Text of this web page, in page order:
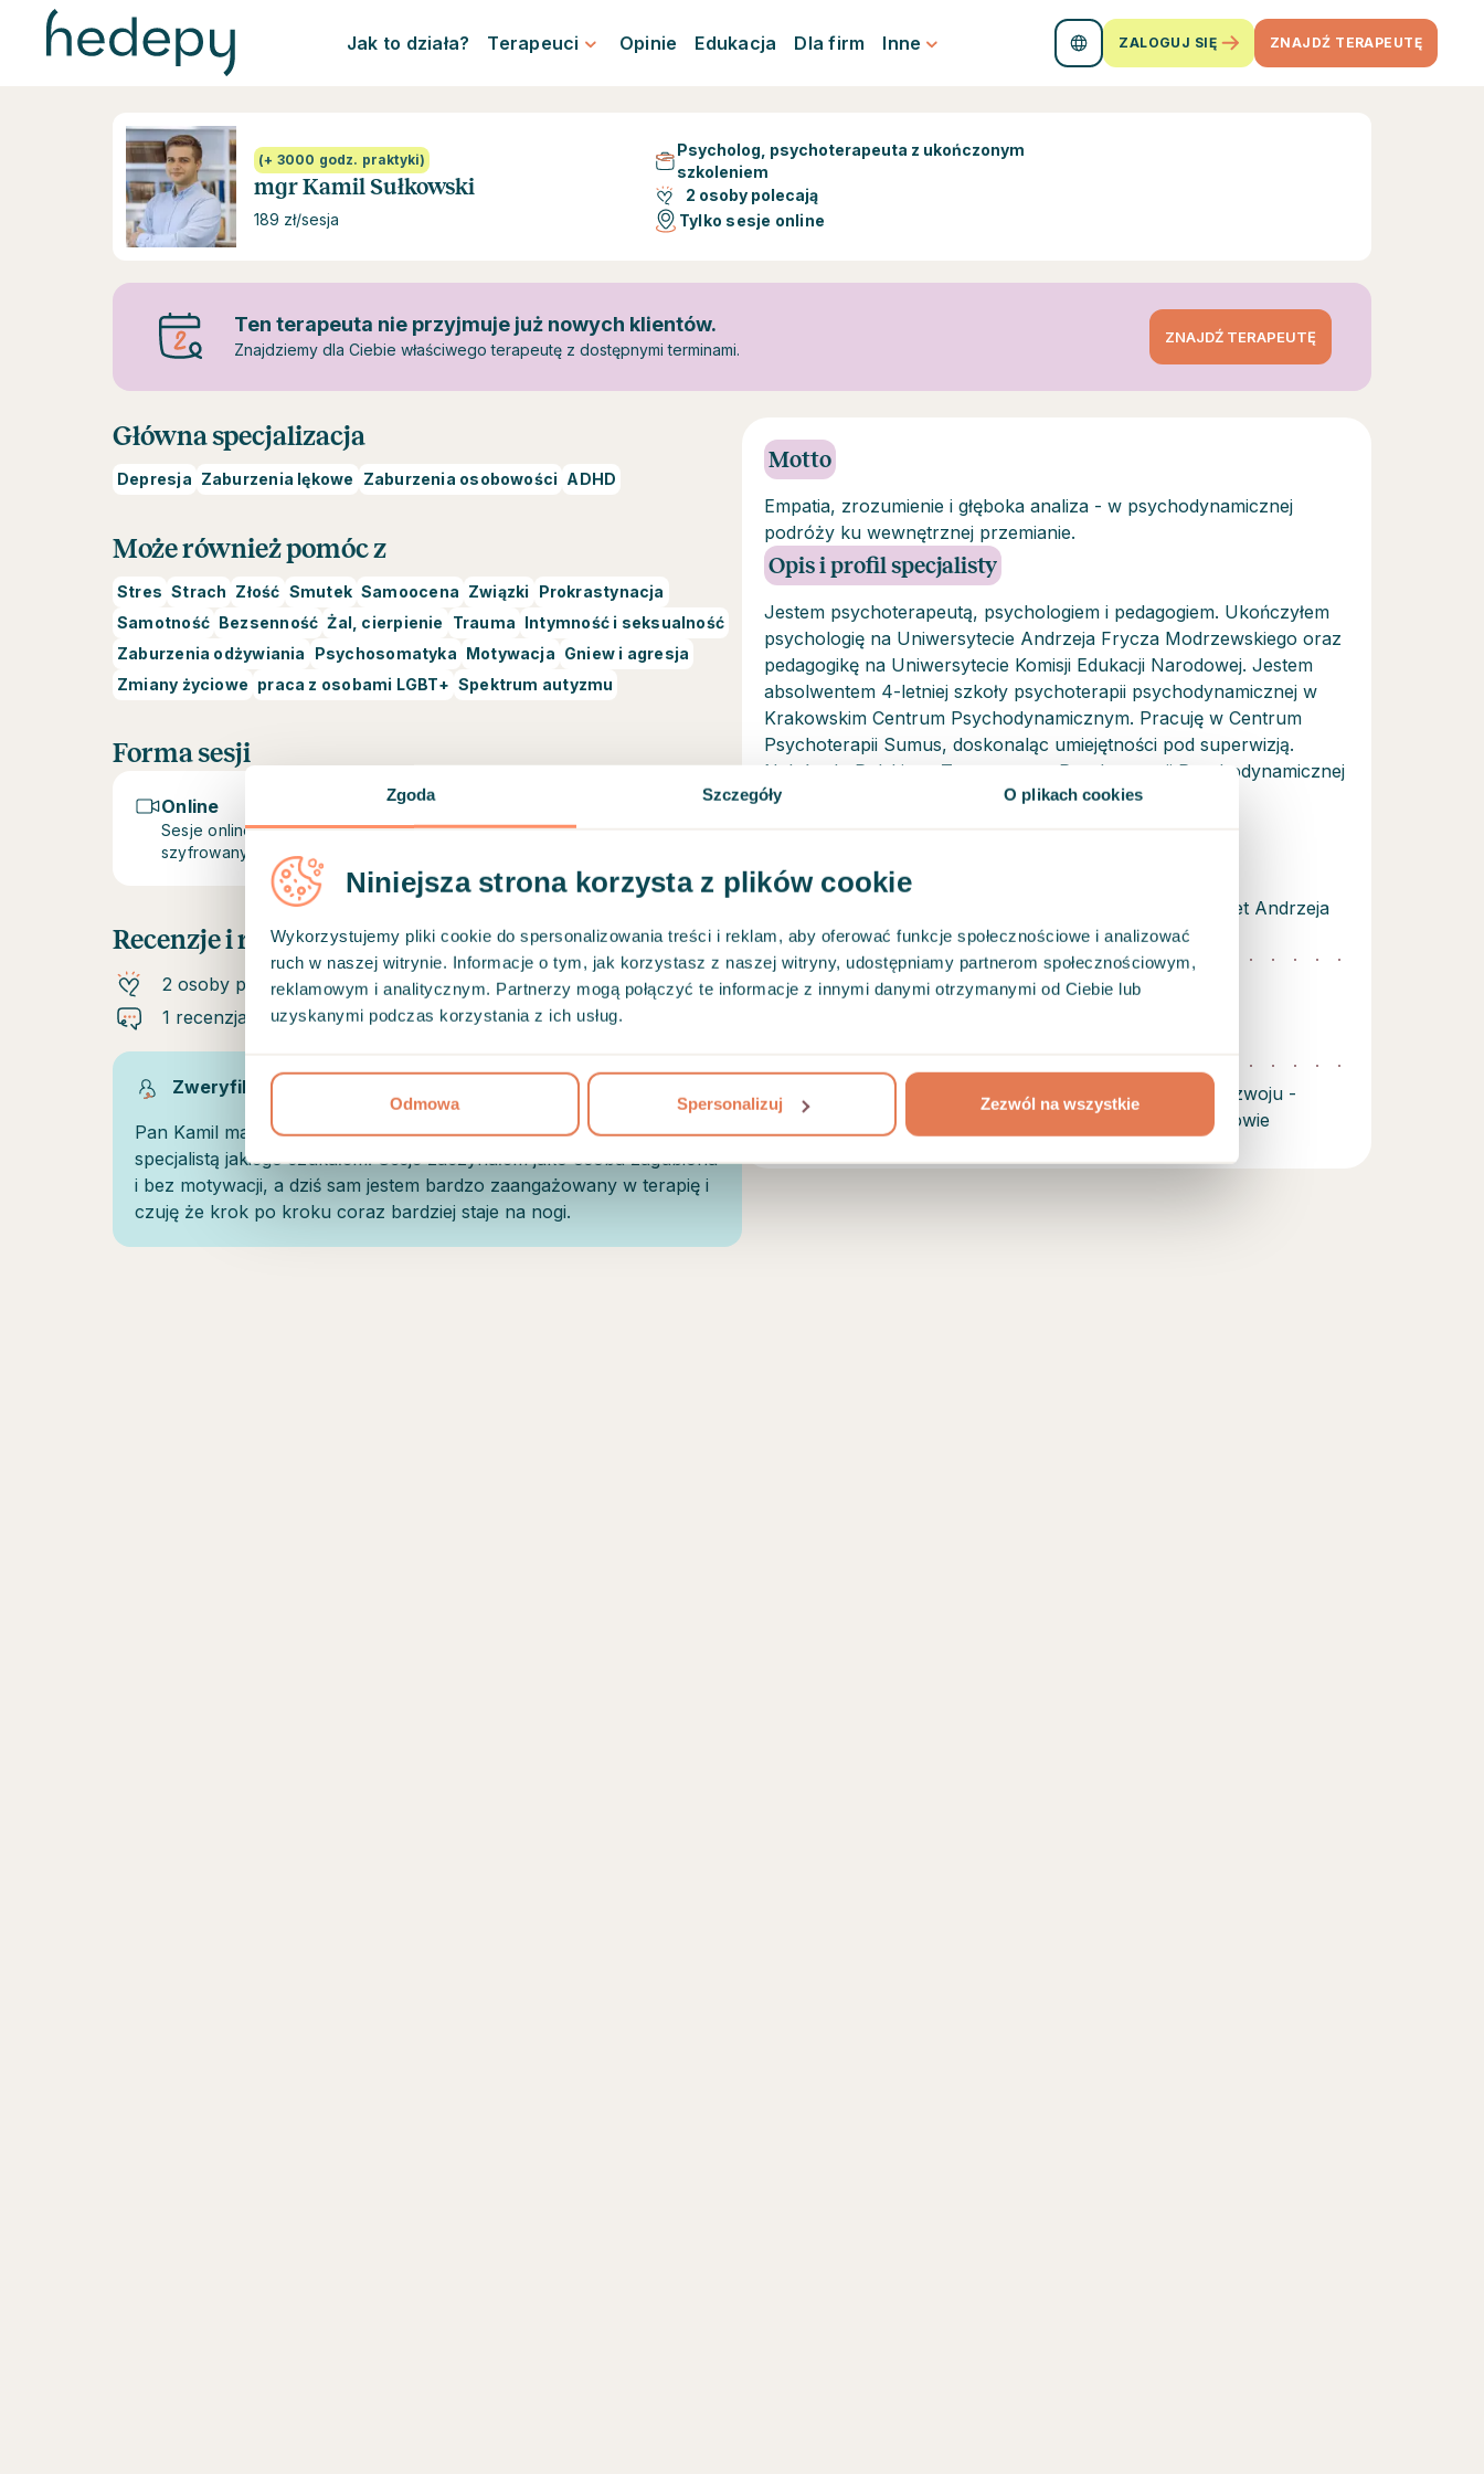
Zgoda Szczegóły O plikach cookies
Niniejsza strona korzysta z plików cookie
Wykorzystujemy pliki cookie do spersonalizowania treści i reklam, aby oferować funkcje społecznościowe i analizować
ruch w naszej witrynie. Informacje o tym, jak korzystasz z naszej witryny, udostępniamy partnerom społecznościowym,
reklamowym i analitycznym. Partnerzy mogą połączyć te informacje z innymi danymi otrzymanymi od Ciebie lub
uzyskanymi podczas korzystania z ich usług.
Odmowa Spersonalizuj Zezwól na wszystkie
Jak to działa? Terapeuci Opinie Edukacja Dla firm Inne ZALOGUJ SIĘ ZNAJDŹ TERAPEUTĘ
(+ 3000 godz. praktyki)
mgr Kamil Sułkowski
189 zł/sesja
Psycholog, psychoterapeuta z ukończonym
szkoleniem
2 osoby polecają
Tylko sesje online
Ten terapeuta nie przyjmuje już nowych klientów.
Znajdziemy dla Ciebie właściwego terapeutę z dostępnymi terminami.
ZNAJDŹ TERAPEUTĘ
Główna specjalizacja
Depresja Zaburzenia lękowe Zaburzenia osobowości ADHD
Może również pomóc z
Stres Strach Złość Smutek Samoocena Związki
Prokrastynacja
Samotność Bezsenność Żal, cierpienie Trauma Intymność i seksualność
Zaburzenia odżywiania
Psychosomatyka Motywacja Gniew i agresja
Zmiany życiowe praca z osobami LGBT+ Spektrum autyzmu
Forma sesji
Online
Sesje online odbywają się za pośrednictwem zabezpieczonych i
szyfrowanych połączeń wideo na platformie Hedepy.
Recenzje i rekomendacje
2 osoby polecają
1 recenzja
Zweryfikowany klient
Pan Kamil ma bogatą wiedzę i godne polecenia umiejętności, jest
specjalistą jakiego szukałem. Sesje zaczynałem jako osoba zagubiona
i bez motywacji, a dziś sam jestem bardzo zaangażowany w terapię i
czuję że krok po kroku coraz bardziej staje na nogi.
Motto
Empatia, zrozumienie i głęboka analiza - w psychodynamicznej
podróży ku wewnętrznej przemianie.
Opis i profil specjalisty
Jestem psychoterapeutą, psychologiem i pedagogiem. Ukończyłem
psychologię na Uniwersytecie Andrzeja Frycza Modrzewskiego oraz
pedagogikę na Uniwersytecie Komisji Edukacji Narodowej. Jestem
absolwentem 4-letniej szkoły psychoterapii psychodynamicznej w
Krakowskim Centrum Psychodynamicznym. Pracuję w Centrum
Psychoterapii Sumus, doskonaląc umiejętności pod superwizją.
Należy do Polskiego Towarzystwa Psychoterapii Psychodynamicznej
i Sekcji Psychoterapii Dzieci i Młodzieży.
Psychologia (jednolite magisterskie) - Uniwersytet Andrzeja
Frycza Modrzewskiego w Krakowie
ukończenie 4-letniego szkolenia w nurcie
Psychoprofilaktyka zaburzeń i wspomaganie rozwoju -
Uniwersytet Komisji Edukacji Narodowej w Krakowie